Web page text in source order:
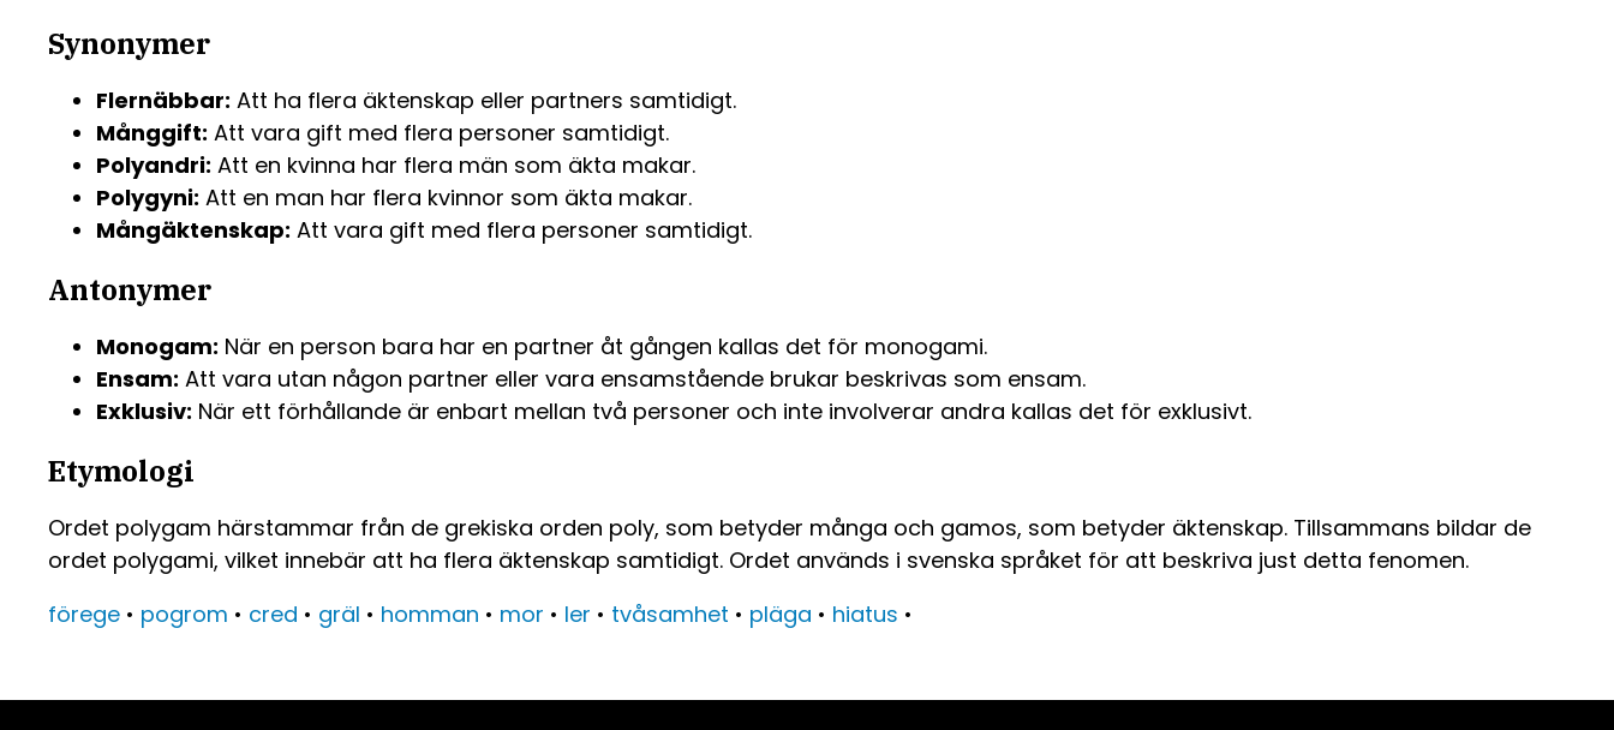
Synonymer
Flernäbbar: Att ha flera äktenskap eller partners samtidigt.
Månggift: Att vara gift med flera personer samtidigt.
Polyandri: Att en kvinna har flera män som äkta makar.
Polygyni: Att en man har flera kvinnor som äkta makar.
Mångäktenskap: Att vara gift med flera personer samtidigt.
Antonymer
Monogam: När en person bara har en partner åt gången kallas det för monogami.
Ensam: Att vara utan någon partner eller vara ensamstående brukar beskrivas som ensam.
Exklusiv: När ett förhållande är enbart mellan två personer och inte involverar andra kallas det för exklusivt.
Etymologi
Ordet polygam härstammar från de grekiska orden poly, som betyder många och gamos, som betyder äktenskap. Tillsammans bildar de
ordet polygami, vilket innebär att ha flera äktenskap samtidigt. Ordet används i svenska språket för att beskriva just detta fenomen.
förege • pogrom • cred • gräl • homman • mor • ler • tvåsamhet • pläga • hiatus •